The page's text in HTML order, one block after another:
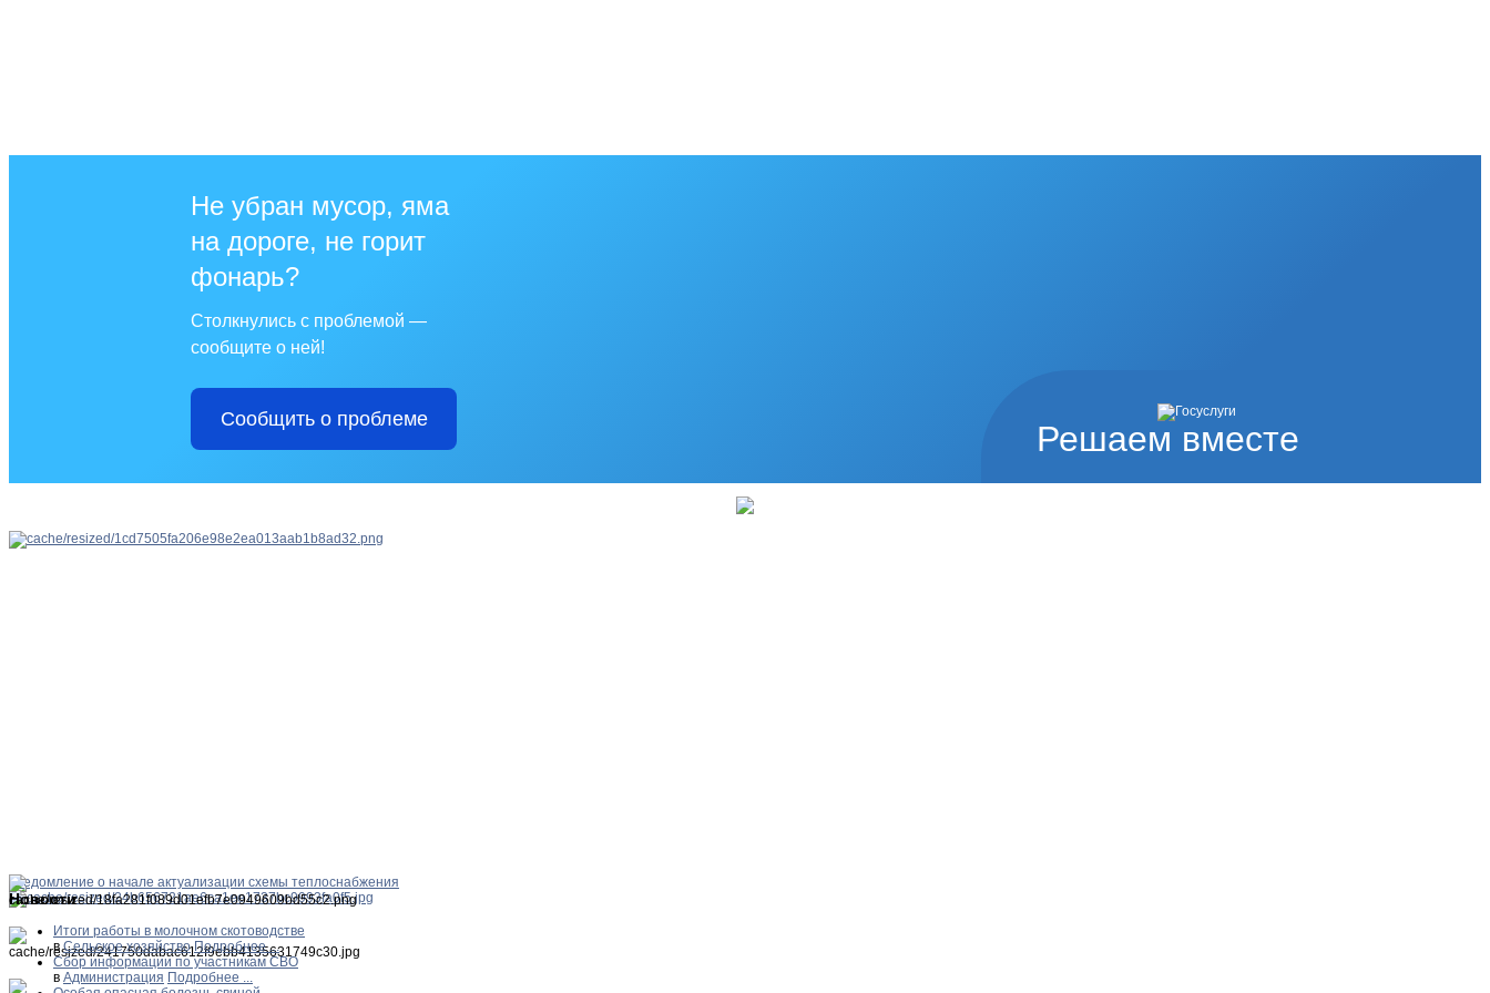
Решаем вместе
Не убран мусор, яма
на дороге, не горит
фонарь?
Столкнулись с проблемой —
сообщите о ней!
Сообщить о проблеме
Уведомление о начале актуализации схемы теплоснабжения
Новости
Итоги работы в молочном скотоводстве
вСельское хозяйство Подробнее ...
Сбор информации по участникам СВО
в Администрация Подробнее ...